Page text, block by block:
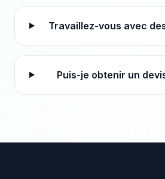
Travaillez-vous avec
Puis-je obtenir un